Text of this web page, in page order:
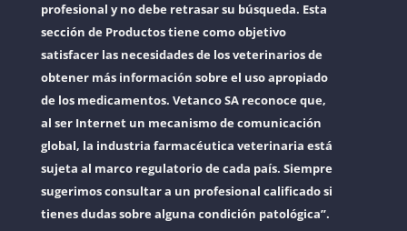
profesional y no debe retrasar su búsqueda. Esta
sección de Productos tiene como objetivo
satisfacer las necesidades de los veterinarios de
obtener más información sobre el uso apropiado
de los medicamentos. Vetanco SA reconoce que,
al ser Internet un mecanismo de comunicación
global, la industria farmacéutica veterinaria está
sujeta al marco regulatorio de cada país. Siempre
sugerimos consultar a un profesional calificado si
tienes dudas sobre alguna condición patológica”.